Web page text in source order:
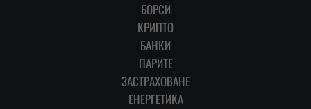
БОРСИ
КРИПТО
БАНКИ
ПАРИТЕ
ЗАСТРАХОВАНЕ
ЕНЕРГЕТИКА